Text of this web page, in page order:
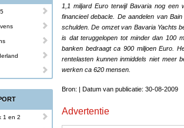
1,1 miljard Euro terwijl Bavaria nog
financieel debacle. De aandelen van
schulden. De omzet van Bavaria Yachts
is dat teruggelopen tot minder dan 100
banken bedraagt ca 900 miljoen Euro.
rentelasten kunnen inmiddels niet meer
werken ca 620 mensen.
Bron: | Datum van publicatie: 30-08-2009
Advertentie
1 en 2